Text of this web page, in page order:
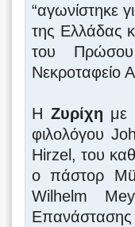
“αγωνίστηκε
της Ελλάδας
του
Νεκροταφείο
Η Ζυρίχη με
φιλολόγου
Hirzel, του
ο πάστορ
Wilhelm